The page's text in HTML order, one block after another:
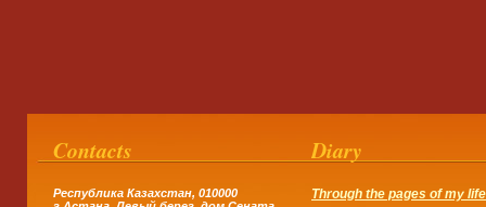
Contacts
Республика Казахстан, 010000
Diary
Through the pages of my